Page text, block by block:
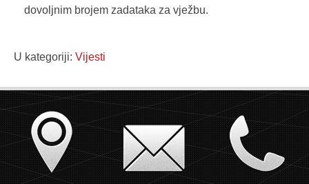
dovoljnim brojem zadataka za vježbu.
U kategoriji: Vijesti